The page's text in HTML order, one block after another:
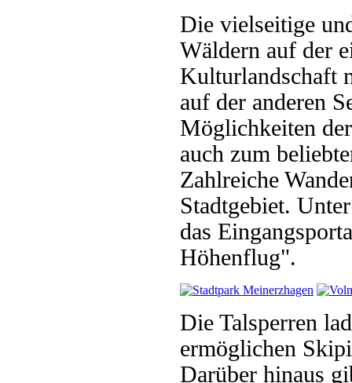
Die vielseitige
Wäldern auf der
Kulturlandschaft
auf der anderen
Möglichkeiten
auch zum
Zahlreiche
Stadtgebiet.
das
Höhenflug".
Die Talsperren
ermöglichen
Darüber hinaus